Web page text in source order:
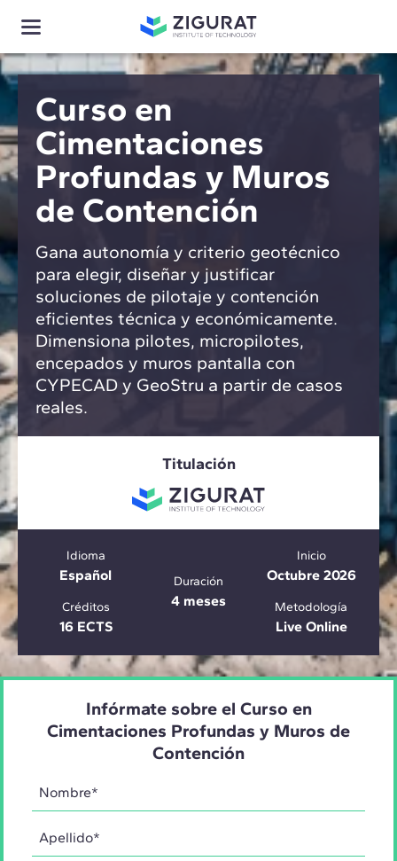
Curso en
Cimentaciones
Profundas y Muros
de Contención
Gana autonomía y criterio geotécnico
para elegir, diseñar y justificar
soluciones de pilotaje y contención
eficientes técnica y económicamente.
Dimensiona pilotes, micropilotes,
encepados y muros pantalla con
CYPECAD y GeoStru a partir de casos
reales.
Titulación
Idioma
Español Duración
4 meses
Inicio
Octubre 2026
Créditos
16 ECTS
Metodología
Live Online
Infórmate sobre el Curso en
Cimentaciones Profundas y Muros de
Contención